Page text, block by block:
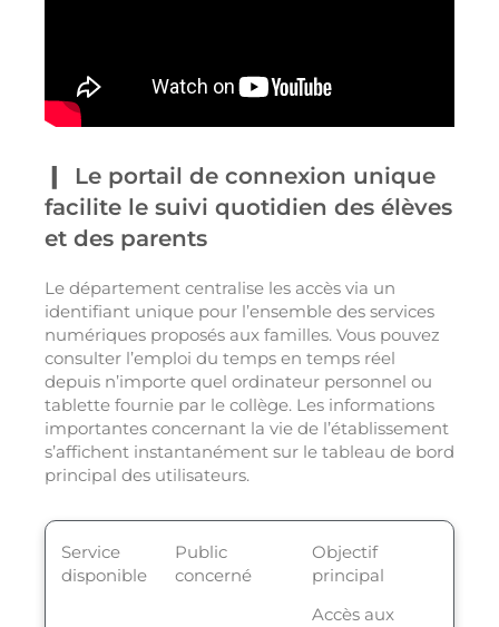
Le portail de connexion unique
facilite le suivi quotidien des élèves
et des parents
Le département centralise les accès via un
identifiant unique pour l’ensemble des services
numériques proposés aux familles. Vous pouvez
consulter l’emploi du temps en temps réel
depuis n’importe quel ordinateur personnel ou
tablette fournie par le collège. Les informations
importantes concernant la vie de l’établissement
s’affichent instantanément sur le tableau de bord
principal des utilisateurs.
Service
disponible
Public
concerné
Objectif
principal
Accès aux